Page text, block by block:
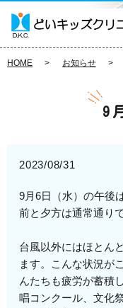
HOME お知らせ
9
2023/08/31
9月6日（水）の午後
前と夕方は通常通り
台風以外にはほとん
ます。こんな状況が
んたちも疲労が蓄積
唱コンクール、文化